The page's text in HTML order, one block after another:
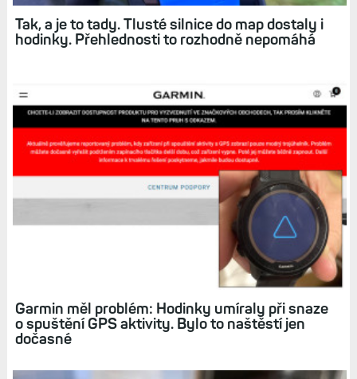
Hodinky Garminu mají problém s měřením
u indoor aktivit Kardio a Síla. Ověřeno na
čtyřech modelech